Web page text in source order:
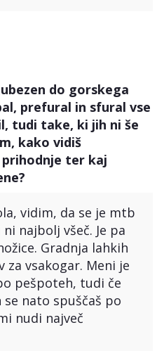
do gorskega
prefural in sfural vse
tudi take, ki jih ni še
kako vidiš
prihodnje ter kaj
vidim, da se je mtb
najbolj všeč. Je pa
Gradnja lahkih
vsakogar. Meni je
pešpoteh, tudi če
nato spuščaš po
nudi največ